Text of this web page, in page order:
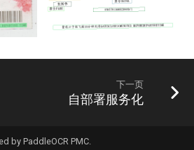
下一页
自部署服务化
by PaddleOCR PMC.